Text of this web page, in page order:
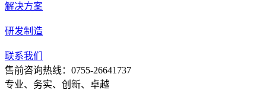
解决方案
研发制造
联系我们
售前咨询热线：0755-26641737
专业、务实、创新、卓越